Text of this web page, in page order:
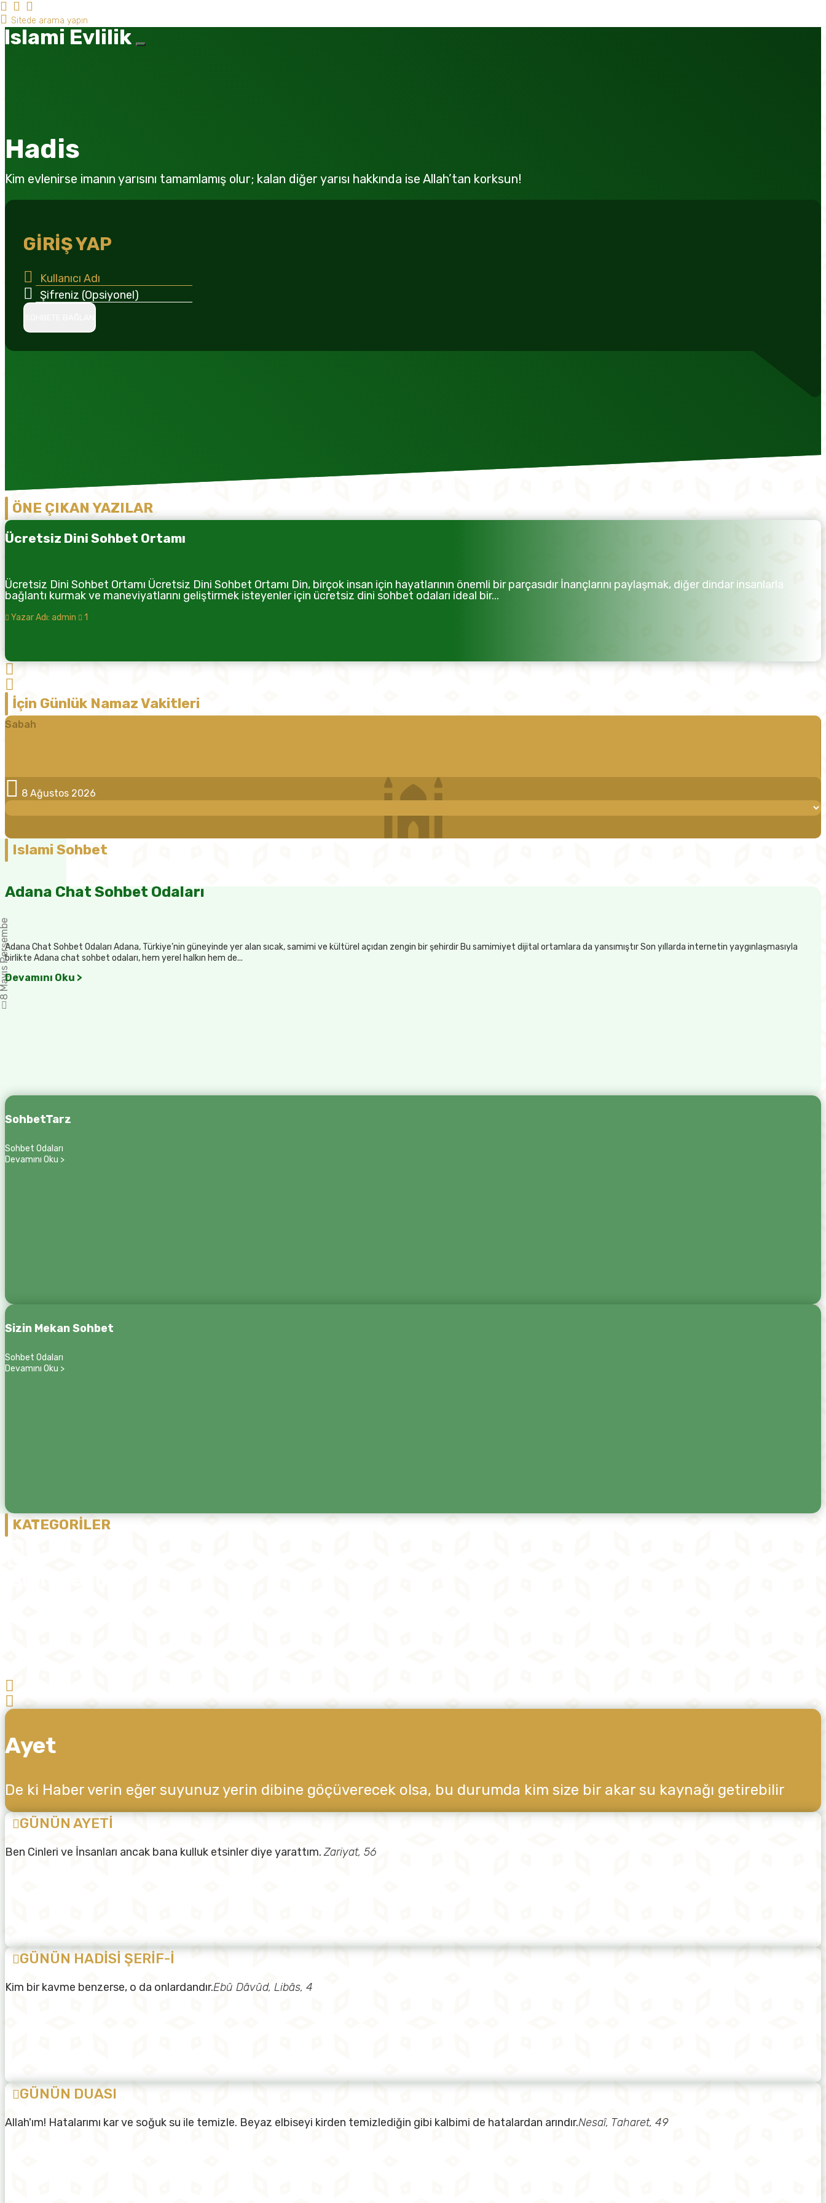
Islami Evlilik
Hadis
Kim evlenirse imanın yarısını tamamlamış olur; kalan diğer yarısı hakkında ise Allah’tan korksun!
GİRİŞ YAP
ÖNE ÇIKAN YAZILAR
Ücretsiz Dini Sohbet Ortamı
Ücretsiz Dini Sohbet Ortamı Ücretsiz Dini Sohbet Ortamı Din, birçok insan için hayatlarının önemli bir parçasıdır İnançlarını paylaşmak, diğer dindar insanlarla
bağlantı kurmak ve maneviyatlarını geliştirmek isteyenler için ücretsiz dini sohbet odaları ideal bir...
Yazar Adı: admin 1
İçin Günlük Namaz Vakitleri
Sabah
8 Ağustos 2026
Islami Sohbet
Adana Chat Sohbet Odaları
Adana Chat Sohbet Odaları Adana, Türkiye’nin güneyinde yer alan sıcak, samimi ve kültürel açıdan zengin bir şehirdir Bu samimiyet dijital ortamlara da yansımıştır Son yıllarda internetin yaygınlaşmasıyla
birlikte Adana chat sohbet odaları, hem yerel halkın hem de...
Devamını Oku >
SohbetTarz
Sohbet Odaları
Devamını Oku >
Sizin Mekan Sohbet
Sohbet Odaları
Devamını Oku >
KATEGORİLER
Ayet
De ki Haber verin eğer suyunuz yerin dibine göçüverecek olsa, bu durumda kim size bir akar su kaynağı getirebilir
GÜNÜN AYETİ
Ben Cinleri ve İnsanları ancak bana kulluk etsinler diye yarattım.Zariyat, 56
GÜNÜN HADİSİ ŞERİF-İ
Kim bir kavme benzerse, o da onlardandır.Ebû Dâvûd, Libâs, 4
GÜNÜN DUASI
Allah'ım! Hatalarımı kar ve soğuk su ile temizle. Beyaz elbiseyi kirden temizlediğin gibi kalbimi de hatalardan arındır.Nesaî, Taharet, 49